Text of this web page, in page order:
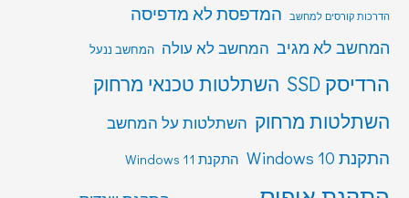
הדרכות קורסים למחשב המדפסת לא מדפיסה
המחשב לא מגיב המחשב לא עולה המחשב ננעל
הרדיסק SSD
השתלטות טכנאי מרחוק
השתלטות מרחוק השתלטות על המחשב
התקנת Windows 10 התקנת Windows 11